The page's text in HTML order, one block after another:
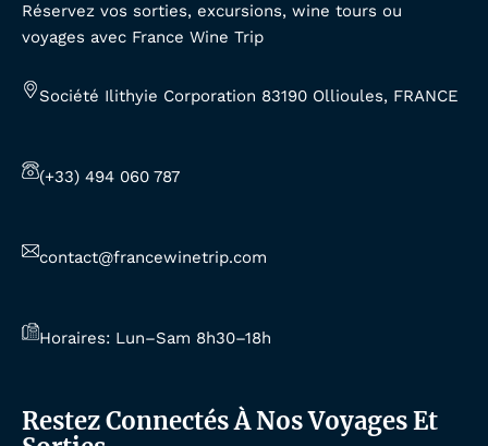
Réservez vos sorties, excursions, wine tours ou
voyages avec France Wine Trip
Société Ilithyie Corporation 83190 Ollioules, FRANCE
(+33) 494 060 787
contact@francewinetrip.com
Horaires: Lun–Sam 8h30–18h
Restez Connectés À Nos Voyages Et